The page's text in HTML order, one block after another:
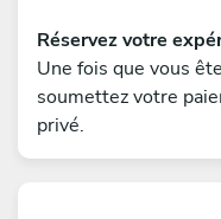
Réservez votre
Une fois que vous
soumettez votre
privé.